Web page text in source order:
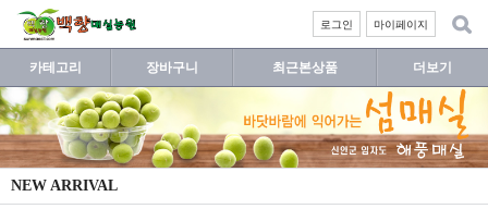
마이페이지
로그인
카테고리 장바구니 최근본상품 더보기
NEW ARRIVAL